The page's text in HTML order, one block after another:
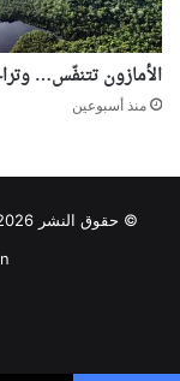
الأمازون تتنفّس…
منذ أسبوعين
© حقوق النشر 2026، جميع الحقوق محفوظة |